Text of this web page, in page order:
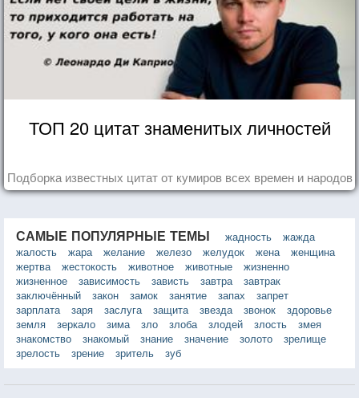
ТОП 20 цитат знаменитых личностей
Подборка известных цитат от кумиров всех времен и народов
САМЫЕ ПОПУЛЯРНЫЕ ТЕМЫ жадность
жажда
жалость
жара желание железо желудок жена
женщина
жертва
жестокость животное животные
жизненно
жизненное
зависимость зависть завтра
завтрак
заключённый
закон замок занятие запах
запрет
зарплата
заря заслуга защита звезда звонок
здоровье
земля
зеркало зима зло злоба злодей злость
змея
знакомство
знакомый знание значение золото
зрелище
зрелость
зрение зритель зуб